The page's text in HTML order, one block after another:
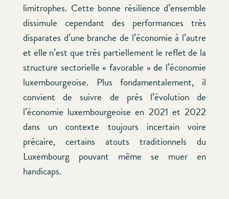
limitrophes. Cette bonne résilience d’ensemble
dissimule cependant des performances très
disparates d’une branche de l’économie à l’autre
et elle n’est que très partiellement le reflet de la
structure sectorielle « favorable » de l’économie
luxembourgeoise. Plus fondamentalement, il
convient de suivre de près l’évolution de
l’économie luxembourgeoise en 2021 et 2022
dans un contexte toujours incertain voire
précaire, certains atouts traditionnels du
Luxembourg pouvant même se muer en
handicaps.